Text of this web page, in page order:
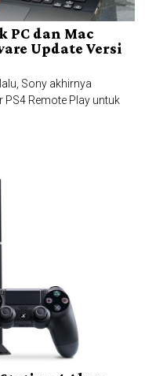
PC dan Mac
Update Versi
Sony akhirnya
Remote Play untuk